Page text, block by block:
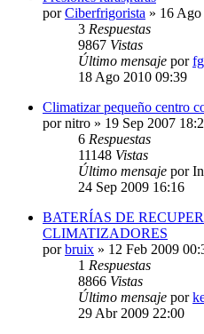
porCiberfrigorista » 16
3 Respuestas
9867 Vistas
Último mensaje por
18 Ago 2010 09:39
Climatizar pequeño centro
pornitro » 19 Sep 2007
6 Respuestas
11148 Vistas
Último mensaje por
24 Sep 2009 16:16
BATERÍAS DE
CLIMATIZADORES
porbruix » 12 Feb 2009
1 Respuestas
8866 Vistas
Último mensaje por
29 Abr 2009 22:00